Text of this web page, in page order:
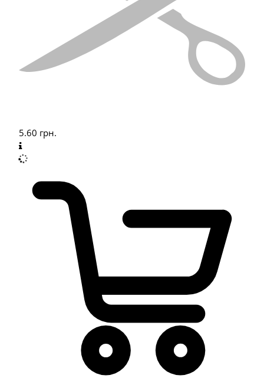
5.60 грн.